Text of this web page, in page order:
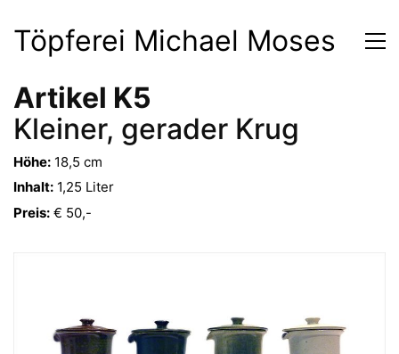
Töpferei Michael Moses
Artikel K5
Kleiner, gerader Krug
Höhe: 18,5 cm
Inhalt: 1,25 Liter
Preis: € 50,-